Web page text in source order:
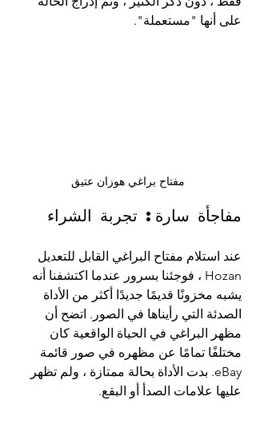
على أنها "مستعملة".
مفتاح براغي هوزان عتيق
مفاجأة سارة: تجربة الشراء
عند استلام مفتاح البراغي القابل للتعديل
Hozan ، فوجئنا بسرور عندما اكتشفنا أنه
يشبه مخزونًا قديمًا جديدًا أكثر من الأداة
الصدئة التي رأيناها في الصور. اتضح أن
مظهر البراغي في الحياة الواقعية كان
مختلفًا تمامًا عن مظهره في صور قائمة
eBay. بدت الأداة بحالة ممتازة ، ولم تظهر
عليها علامات الصدأ أو البقع.